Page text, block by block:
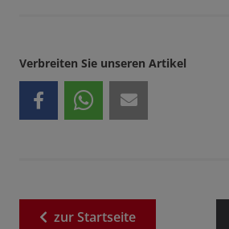
Verbreiten Sie unseren Artikel
zurStartseite